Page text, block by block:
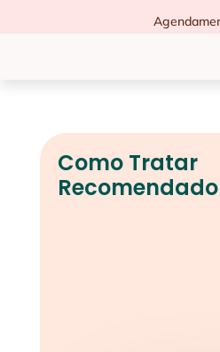
Como Tratar
Recomendado